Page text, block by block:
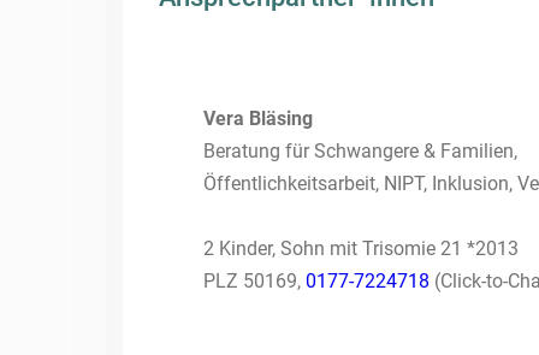
Vera Bläsing
Beratung für Schwangere & Familien,
Öffentlichkeitsarbeit, NIPT, Inklusion,
2 Kinder, Sohn mit Trisomie 21 *2013
PLZ 50169,0177-7224718 (Click-to-